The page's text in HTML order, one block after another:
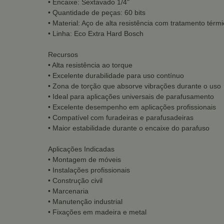
• Encaixe: Sextavado 1/4"
• Quantidade de peças: 60 bits
• Material: Aço de alta resistência com tratamento
• Linha: Eco Extra Hard Bosch
Recursos
• Alta resistência ao torque
• Excelente durabilidade para uso contínuo
• Zona de torção que absorve vibrações durante o uso
• Ideal para aplicações universais de parafusamento
• Excelente desempenho em aplicações profissionais
• Compatível com furadeiras e parafusadeiras
• Maior estabilidade durante o encaixe do parafuso
Aplicações Indicadas
• Montagem de móveis
• Instalações profissionais
• Construção civil
• Marcenaria
• Manutenção industrial
• Fixações em madeira e metal